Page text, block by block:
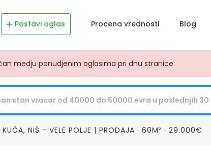
Postavi oglas Procena vrednosti Blog
medju ponudjenim oglasima pri dnu stranice
KUĆA, NIŠ - VELE POLJE | PRODAJA · 60M² · 29.000€